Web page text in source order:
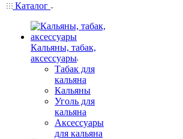
Каталог
Кальяны, табак,
аксессуары
Табак для
кальяна
Кальяны
Уголь для
кальяна
Аксессуары
для кальяна